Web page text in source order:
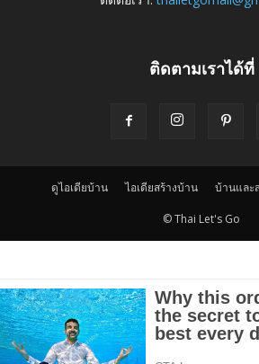
ติดตามเราได้ที่
ดูไอเดียบ้าน ไอเดียสร้างบ้าน บ้านและ
© Thai Let's Go